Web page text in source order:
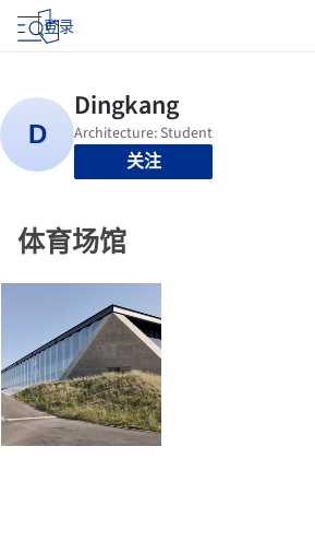
登录
关注
体育场馆